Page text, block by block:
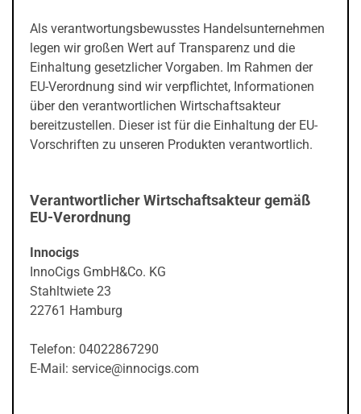
Als verantwortungsbewusstes Handelsunternehmen
legen wir großen Wert auf Transparenz und die
Einhaltung gesetzlicher Vorgaben. Im Rahmen der
EU-Verordnung sind wir verpflichtet, Informationen
über den verantwortlichen Wirtschaftsakteur
bereitzustellen. Dieser ist für die Einhaltung der EU-
Vorschriften zu unseren Produkten verantwortlich.
Verantwortlicher Wirtschaftsakteur gemäß
EU-Verordnung
Innocigs
InnoCigs GmbH&Co. KG
Stahltwiete 23
22761 Hamburg
Telefon: 04022867290
E-Mail: service@innocigs.com